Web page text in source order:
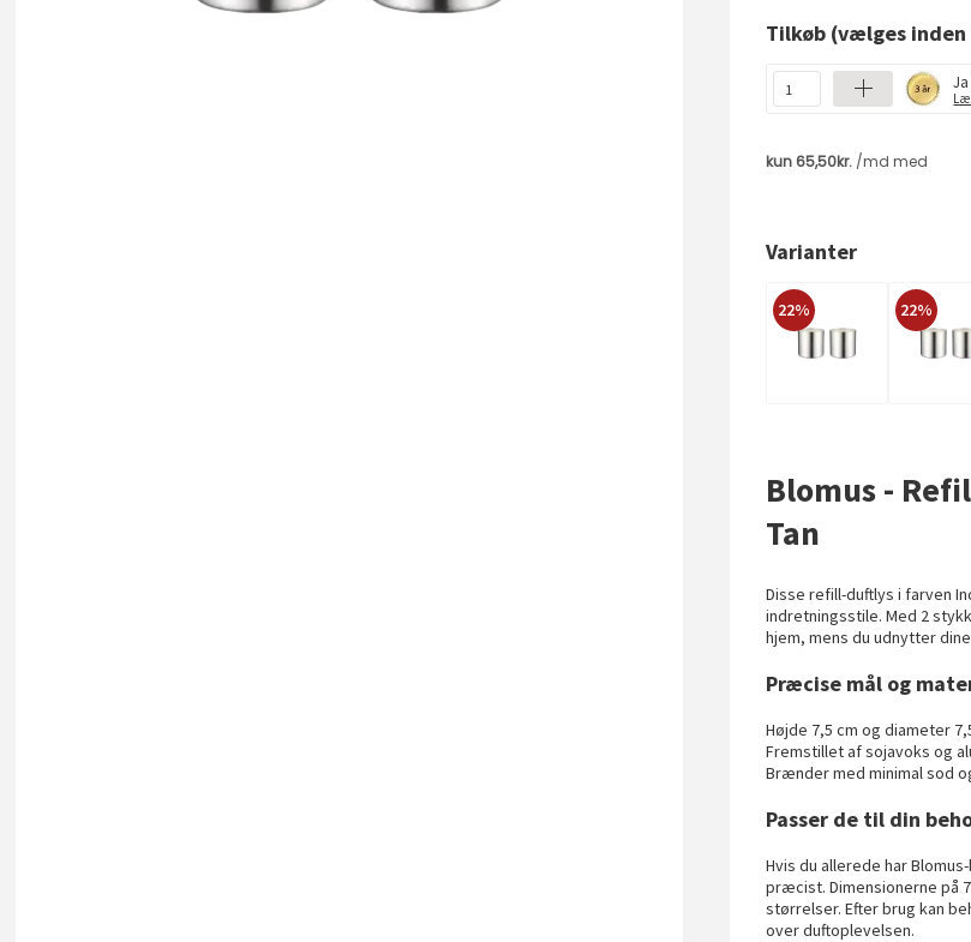
Tilkøb (vælges
Varianter
22% 22%
Blomus -
Tan
Disse refill-duftlys i farven
indretningsstile. Med 2
hjem, mens du udnytter
Præcise mål og
Højde 7,5 cm og diameter
Fremstillet af sojavoks og
Brænder med minimal sod
Passer de til din
Hvis du allerede har
præcist. Dimensionerne på
størrelser. Efter brug kan
over duftoplevelsen.